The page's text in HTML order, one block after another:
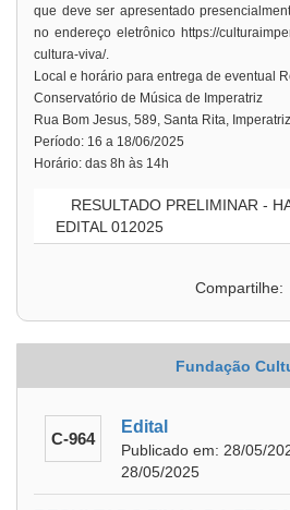
que deve ser apresentado
no endereço eletrônico https://
cultura-viva/.
Local e horário para entrega de eventual
Conservatório de Música de Imperatriz
Rua Bom Jesus, 589, Santa Rita,
Período: 16 a 18/06/2025
Horário: das 8h às 14h
RESULTADO PRELIMINAR -
EDITAL 012025
Compartilhe:
Fundação
C-964
Edital
Publicado em: 28/05/
28/05/2025